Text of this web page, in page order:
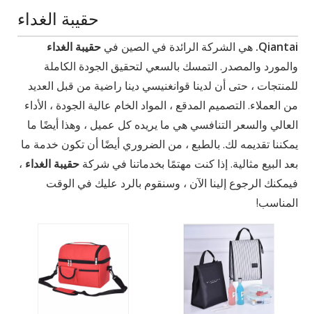
حقيبة الغداء
Qiantai. هي الشركة الرائدة في الصين في حقيبة الغداء
والمورد والمصدر. التمسك بالسعي لتحقيق الجودة الكاملة
للمنتجات ، حتى أن لدينا قوانغنيسي دينا راضية من قبل العديد
من العملاء. التصميم المدقع ، المواد الخام عالية الجودة ، الأداء
العالي والسعر التنافسي هي ما يريده كل عميل ، وهذا أيضًا ما
يمكننا تقديمه لك. بالطبع ، من الضروري أيضًا أن تكون خدمة ما
بعد البيع مثالية. إذا كنت مهتمًا بخدماتنا في شركة حقيبة الغداء ،
فيمكنك الرجوع إلينا الآن ، وسنقوم بالرد عليك في الوقت
المناسب!